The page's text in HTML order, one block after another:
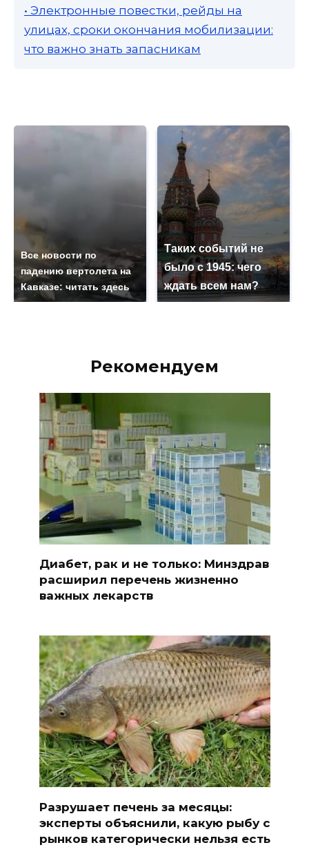
• Электронные повестки, рейды на
улицах, сроки окончания мобилизации:
что важно знать запасникам
Все новости по
падению вертолета на
Кавказе: читать здесь
Таких событий не
было с 1945: чего
ждать всем нам?
Рекомендуем
Диабет, рак и не только: Минздрав
расширил перечень жизненно
важных лекарств
Разрушает печень за месяцы:
эксперты объяснили, какую рыбу с
рынков категорически нельзя есть